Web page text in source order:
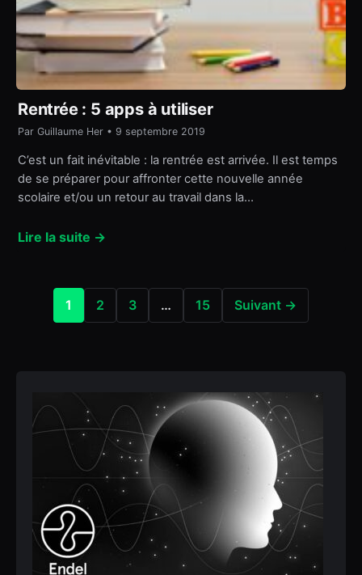
Rentrée : 5 apps à utiliser
Par Guillaume Her • 9 septembre 2019
C’est un fait inévitable : la rentrée est arrivée. Il est temps
de se préparer pour affronter cette nouvelle année
scolaire et/ou un retour au travail dans la…
Lire la suite →
1 2 3 … 15 Suivant →